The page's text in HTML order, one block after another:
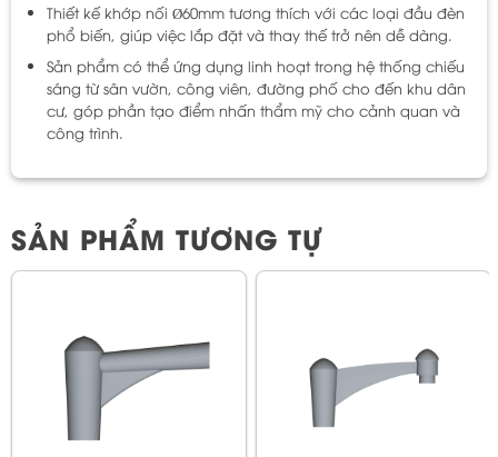
Thiết kế khớp nối Ø60mm tương thích với các loại đầu đèn
phổ biến, giúp việc lắp đặt và thay thế trở nên dễ dàng.
Sản phẩm có thể ứng dụng linh hoạt trong hệ thống chiếu
sáng từ sân vườn, công viên, đường phố cho đến khu dân
cư, góp phần tạo điểm nhấn thẩm mỹ cho cảnh quan và
công trình.
SẢN PHẨM TƯƠNG TỰ